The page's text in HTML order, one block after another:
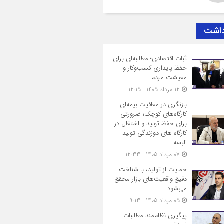
ثبات اقتصادی؛ مطالبه‌ای برای
حفظ پایداری کسب‌وکار و
معیشت مردم
بازنگری در معافیت بیمه‌ای
کارگاه‌های کوچک؛ ضرورتی
برای حفظ تولید و اشتغال در
کارگاه های دوزندگی تولید
البسه
حمایت از تولید، با شناخت
دقیق واقعیت‌های بازار محقق
می‌شود
پیگیری نظام‌مند مطالبات